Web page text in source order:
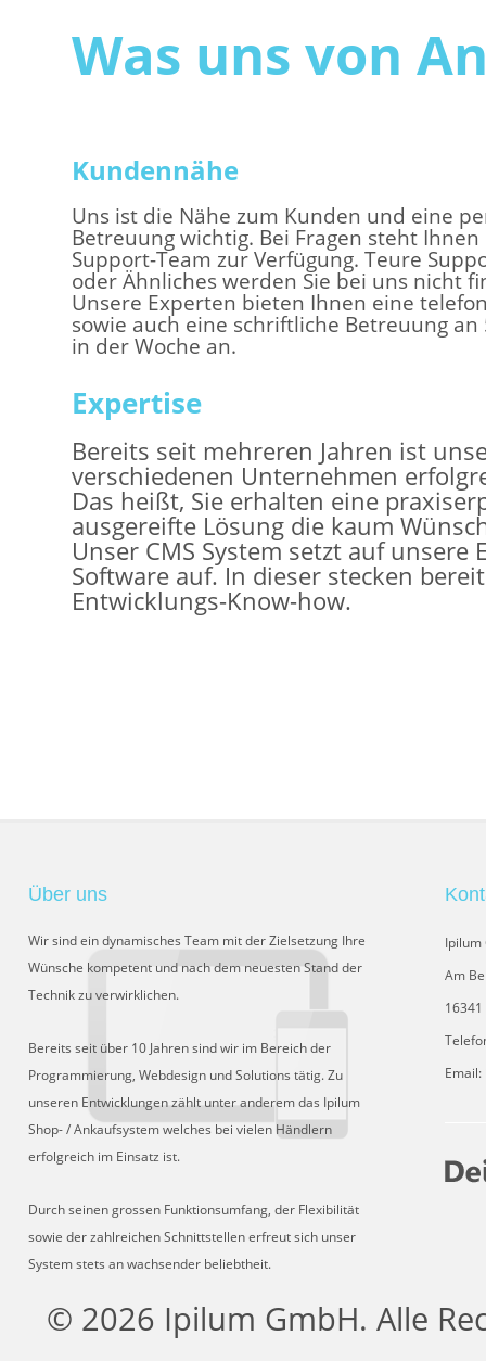
Was uns von
Kundennähe
Uns ist die Nähe zum Kunden und eine
Betreuung wichtig. Bei Fragen steht
Support-Team zur Verfügung. Teure
oder Ähnliches werden Sie bei uns nicht
Unsere Experten bieten Ihnen eine
sowie auch eine schriftliche Betreuung an
in der Woche an.
Expertise
Bereits seit mehreren Jahren ist
verschiedenen Unternehmen
Das heißt, Sie erhalten eine
ausgereifte Lösung die kaum
Unser CMS System setzt auf unsere
Software auf. In dieser stecken
Entwicklungs-Know-how.
Über uns
Wir sind ein dynamisches Team mit der Zielsetzung Ihre
Wünsche kompetent und nach dem neuesten Stand der
Technik zu verwirklichen.
Bereits seit über 10 Jahren sind wir im Bereich der
Programmierung, Webdesign und Solutions tätig. Zu
unseren Entwicklungen zählt unter anderem das Ipilum
Shop- / Ankaufsystem welches bei vielen Händlern
erfolgreich im Einsatz ist.
Durch seinen grossen Funktionsumfang, der Flexibilität
sowie der zahlreichen Schnittstellen erfreut sich unser
System stets an wachsender beliebtheit.
Ipilum
Am
© 2026 Ipilum GmbH. Alle